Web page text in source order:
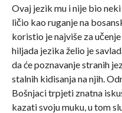
Ovaj jezik mu i nije bio
ličio kao ruganje na
koristio je najviše za
hiljada jezika želio je
da će poznavanje stranih
stalnih kidisanja na njih.
Bošnjaci trpjeti znatna
kazati svoju muku, u tom